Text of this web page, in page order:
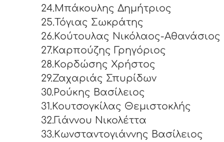
24.Μπάκουλης Δημήτριος
25.Τόγιας Σωκράτης
26.Κούτουλας Νικόλαος-Αθανάσιος
27.Καρπούζης Γρηγόριος
28.Κορδώσης Χρήστος
29.Ζαχαριάς Σπυρίδων
30.Ρούκης Βασίλειος
31.Κουτσογκίλας Θεμιστοκλής
32.Γιάννου Νικολέττα
33.Κωνσταντογιάννης Βασίλειος